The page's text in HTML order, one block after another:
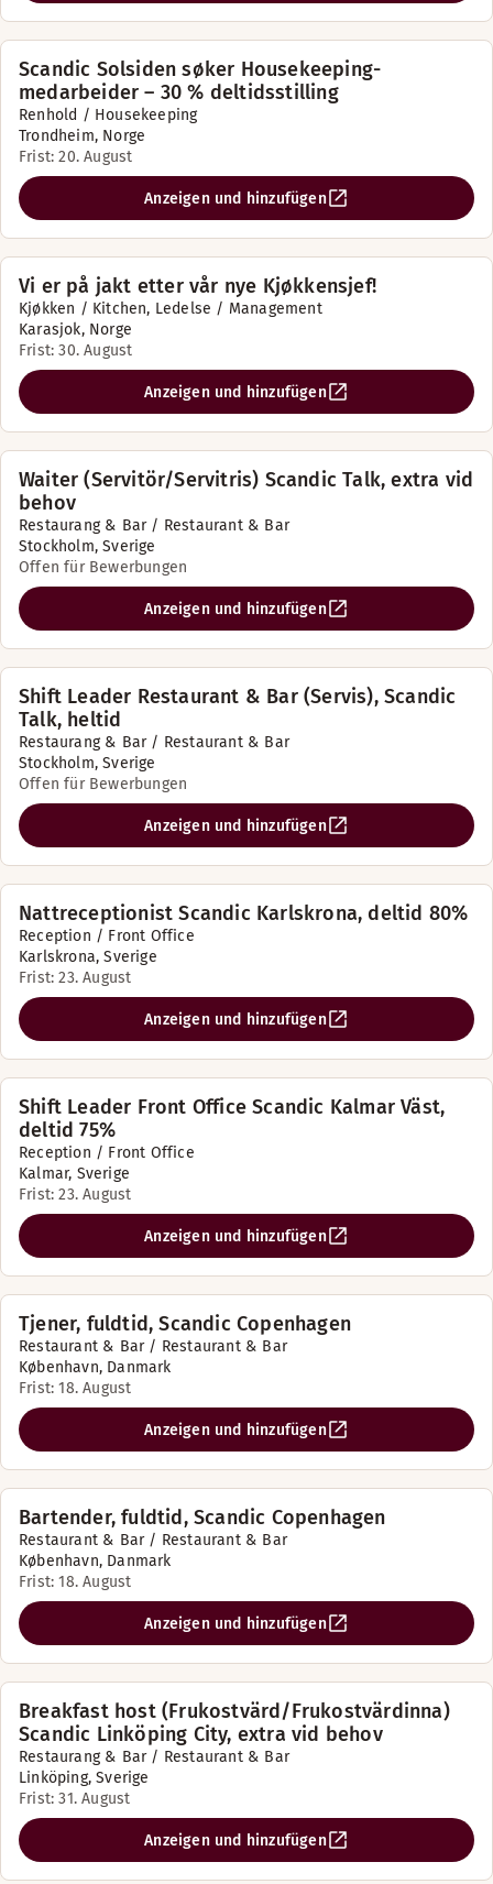
Scandic Solsiden søker Housekeeping-
medarbeider – 30 % deltidsstilling
Renhold / Housekeeping
Trondheim, Norge
Frist: 20. August
Anzeigen und hinzufügen
Vi er på jakt etter vår nye Kjøkkensjef!
Kjøkken / Kitchen, Ledelse / Management
Karasjok, Norge
Frist: 30. August
Anzeigen und hinzufügen
Waiter (Servitör/Servitris) Scandic Talk, extra vid
behov
Restaurang & Bar / Restaurant & Bar
Stockholm, Sverige
Offen für Bewerbungen
Anzeigen und hinzufügen
Shift Leader Restaurant & Bar (Servis), Scandic
Talk, heltid
Restaurang & Bar / Restaurant & Bar
Stockholm, Sverige
Offen für Bewerbungen
Anzeigen und hinzufügen
Nattreceptionist Scandic Karlskrona, deltid 80%
Reception / Front Office
Karlskrona, Sverige
Frist: 23. August
Anzeigen und hinzufügen
Shift Leader Front Office Scandic Kalmar Väst,
deltid 75%
Reception / Front Office
Kalmar, Sverige
Frist: 23. August
Anzeigen und hinzufügen
Tjener, fuldtid, Scandic Copenhagen
Restaurant & Bar / Restaurant & Bar
København, Danmark
Frist: 18. August
Anzeigen und hinzufügen
Bartender, fuldtid, Scandic Copenhagen
Restaurant & Bar / Restaurant & Bar
København, Danmark
Frist: 18. August
Anzeigen und hinzufügen
Breakfast host (Frukostvärd/Frukostvärdinna)
Scandic Linköping City, extra vid behov
Restaurang & Bar / Restaurant & Bar
Linköping, Sverige
Frist: 31. August
Anzeigen und hinzufügen